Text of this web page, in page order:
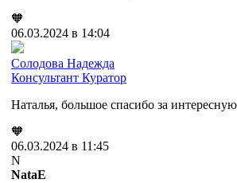
🧡
06.03.2024 в 14:04
Солодова Надежда
Консультант Куратор
Наталья, большое спасибо за
🧡
06.03.2024 в 11:45
N
NataE